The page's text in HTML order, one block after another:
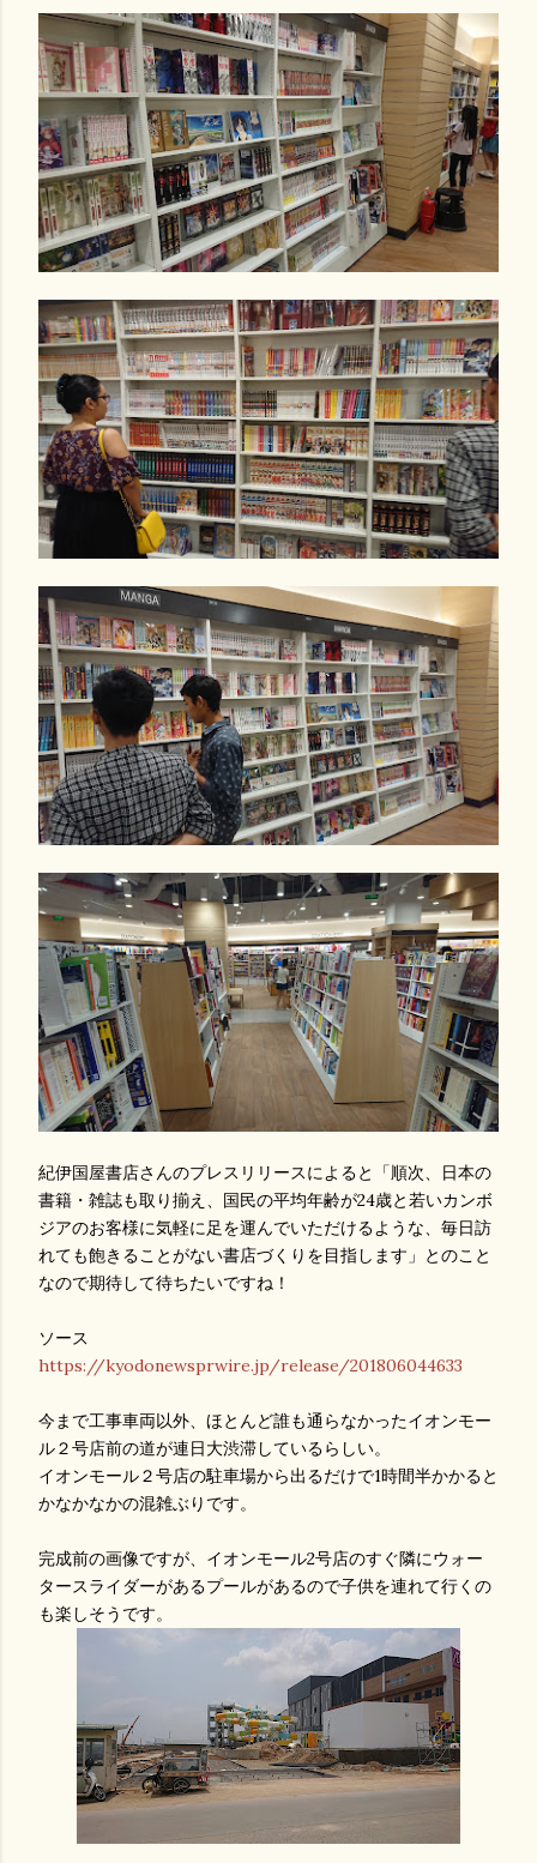
紀伊国屋書店さんのプレスリリースによると「順次、日本の
書籍・雑誌も取り揃え、国民の平均年齢が24歳と若いカンボ
ジアのお客様に気軽に足を運んでいただけるような、毎日訪
れても飽きることがない書店づくりを目指します」とのこと
なので期待して待ちたいですね！
ソース
https://kyodonewsprwire.jp/release/201806044633
今まで工事車両以外、ほとんど誰も通らなかったイオンモー
ル２号店前の道が連日大渋滞しているらしい。
イオンモール２号店の駐車場から出るだけで1時間半かかると
かなかなかの混雑ぶりです。
完成前の画像ですが、イオンモール2号店のすぐ隣にウォー
タースライダーがあるプールがあるので子供を連れて行くの
も楽しそうです。